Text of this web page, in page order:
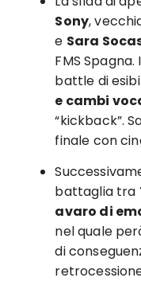
Sony,
e Sara
FMS
battle di
e cambi
“kickback”.
finale con
battaglia tra
avaro di
nel quale
di